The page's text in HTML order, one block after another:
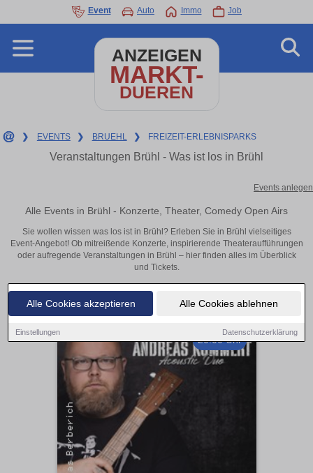
Alle Cookies akzeptieren Alle Cookies ablehnen
Einstellungen Datenschutzerklärung
Event Auto Immo Job
ANZEIGEN
MARKT-
DUEREN
❯ EVENTS ❯ BRUEHL ❯ FREIZEIT-ERLEBNISPARKS
Veranstaltungen Brühl - Was ist los in Brühl
Events anlegen
Alle Events in Brühl - Konzerte, Theater, Comedy Open Airs
Sie wollen wissen was los ist in Brühl? Erleben Sie in Brühl vielseitiges
Event-Angebot! Ob mitreißende Konzerte, inspirierende Theateraufführungen
oder aufregende Veranstaltungen in Brühl – hier finden alles im Überblick
und Tickets.
20:00 Uhr